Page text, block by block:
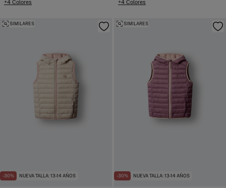
+4 Colores +4 Colores
-30% NUEVA TALLA: 13-14 AÑOS
SIMILARES
-30% NUEVA TALLA: 13-14 AÑOS
SIMILARES